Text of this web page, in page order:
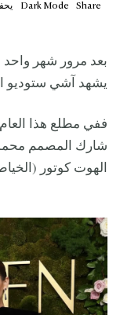
Share
Dark Mode
يشهد آشي ستوديو
شارك المصمم محمد
الهوت كوتور